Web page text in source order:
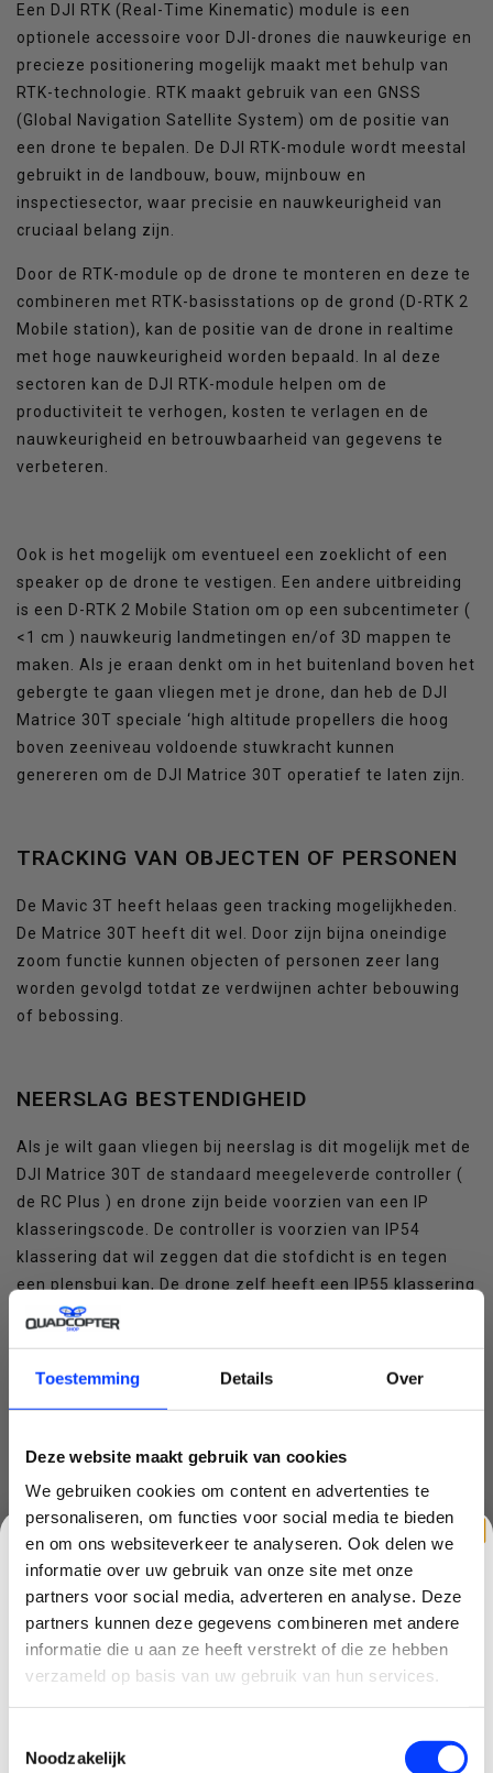
Toestemming Details Over
Deze website maakt gebruik van cookies
We gebruiken cookies om content en advertenties te
personaliseren, om functies voor social media te bieden
en om ons websiteverkeer te analyseren. Ook delen we
informatie over uw gebruik van onze site met onze
partners voor social media, adverteren en analyse. Deze
partners kunnen deze gegevens combineren met andere
informatie die u aan ze heeft verstrekt of die ze hebben
verzameld op basis van uw gebruik van hun services.
Noodzakelijk
Een DJI RTK (Real-Time Kinematic) module is een
optionele accessoire voor DJI-drones die nauwkeurige en
precieze positionering mogelijk maakt met behulp van
RTK-technologie. RTK maakt gebruik van een GNSS
(Global Navigation Satellite System) om de positie van
een drone te bepalen. De DJI RTK-module wordt meestal
gebruikt in de landbouw, bouw, mijnbouw en
inspectiesector, waar precisie en nauwkeurigheid van
cruciaal belang zijn.
Door de RTK-module op de drone te monteren en deze te
combineren met RTK-basisstations op de grond (D-RTK 2
Mobile station), kan de positie van de drone in realtime
met hoge nauwkeurigheid worden bepaald. In al deze
sectoren kan de DJI RTK-module helpen om de
productiviteit te verhogen, kosten te verlagen en de
nauwkeurigheid en betrouwbaarheid van gegevens te
verbeteren.
Ook is het mogelijk om eventueel een zoeklicht of een
speaker op de drone te vestigen. Een andere uitbreiding
is een D-RTK 2 Mobile Station om op een subcentimeter (
<1 cm ) nauwkeurig landmetingen en/of 3D mappen te
maken. Als je eraan denkt om in het buitenland boven het
gebergte te gaan vliegen met je drone, dan heb de DJI
Matrice 30T speciale ‘high altitude propellers die hoog
boven zeeniveau voldoende stuwkracht kunnen
genereren om de DJI Matrice 30T operatief te laten zijn.
TRACKING VAN OBJECTEN OF PERSONEN
De Mavic 3T heeft helaas geen tracking mogelijkheden.
De Matrice 30T heeft dit wel. Door zijn bijna oneindige
zoom functie kunnen objecten of personen zeer lang
worden gevolgd totdat ze verdwijnen achter bebouwing
of bebossing.
NEERSLAG BESTENDIGHEID
Als je wilt gaan vliegen bij neerslag is dit mogelijk met de
DJI Matrice 30T de standaard meegeleverde controller (
de RC Plus ) en drone zijn beide voorzien van een IP
klasseringscode. De controller is voorzien van IP54
klassering dat wil zeggen dat die stofdicht is en tegen
een plensbui kan, De drone zelf heeft een IP55 klassering
dat betekent dat die spuitwaterdicht is, simpel gezegd
regenbui overleeft die gewoon. Een gemiddeld
De DJI Mavic 3T wordt geleverd met een DJI RC Pro
CLAIM KORTING OP JE EERSTE
BESTELLING!